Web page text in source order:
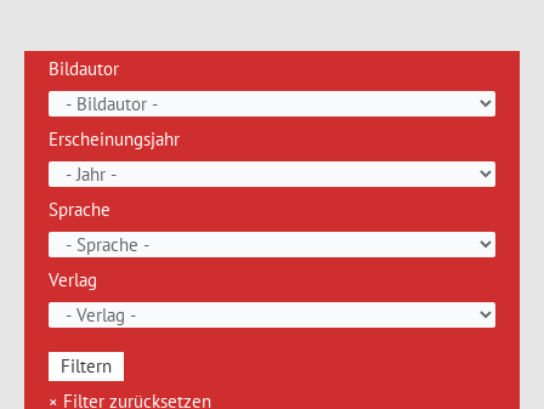
Bildautor
Erscheinungsjahr
Sprache
Verlag